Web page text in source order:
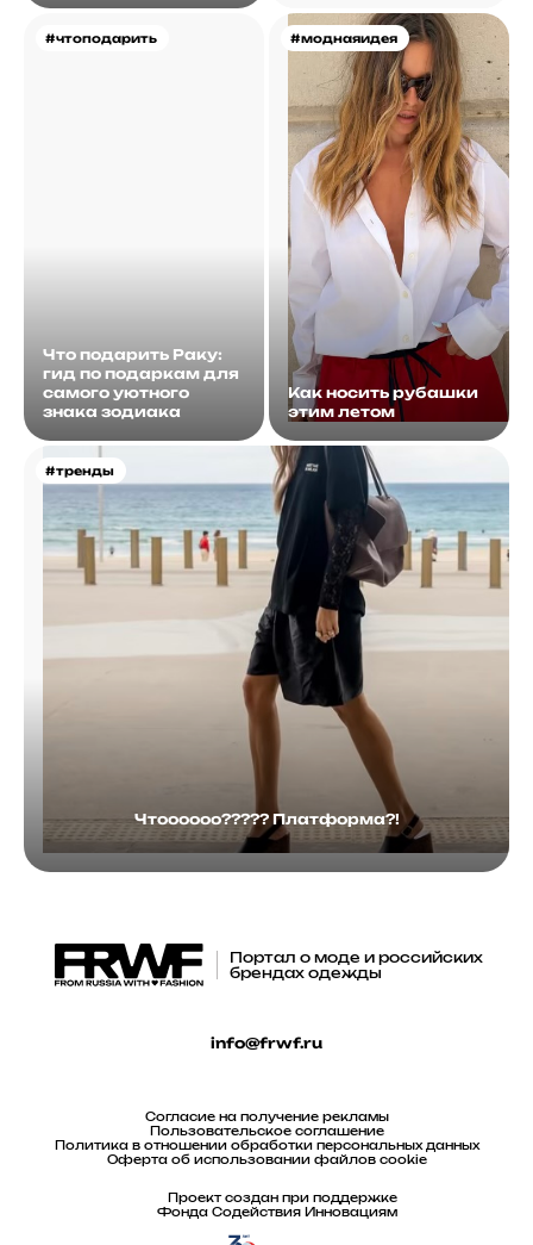
#чтоподарить
Что подарить Раку:
гид по подаркам для
самого уютного
знака зодиака
#моднаяидея
Как носить рубашки
этим летом
#тренды
Чтоооооо????? Платформа?!
Портал о моде и российских
брендах одежды
info@frwf.ru
Согласие на получение рекламы
Пользовательское соглашение
Политика в отношении обработки персональных данных
Оферта об использовании файлов cookie
Проект создан при поддержке
Фонда Содействия Инновациям